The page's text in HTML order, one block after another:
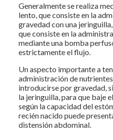
Generalmente se realiza
lento, que consiste en la
gravedad con una
que consiste en la
mediante una bomba
estrictamente el flujo.
Un aspecto importante a
administración de
introducirse por gravedad,
la jeringuilla, para que baje
según la capacidad del
recién nacido puede
distensión abdominal.